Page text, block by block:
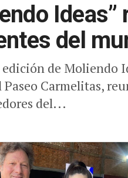
del
de Moliendo
Carmelitas,
del...